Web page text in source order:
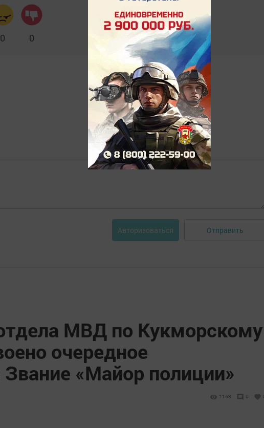
0 0
Авторизоваться Отправить
МВД по Кукморскому
очередное
«Майор полиции»
1168 0